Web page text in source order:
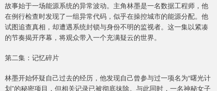
故事始于一场能源系统的异常波动。主角林墨是一名数据工程师，他
在例行检查时发现了一组异常代码，似乎在操控城市的能源分配。他
试图追查真相，却遭遇系统封锁与身份不明的监视者。这一集以紧凑
的节奏揭开序幕，将观众带入一个充满疑云的世界。
第二集：记忆碎片
林墨开始怀疑自己过去的经历，他发现自己曾参与过一项名为“曙光计
划”的秘密项目，但相关记录已被彻底抹除。与此同时，一名神秘女子